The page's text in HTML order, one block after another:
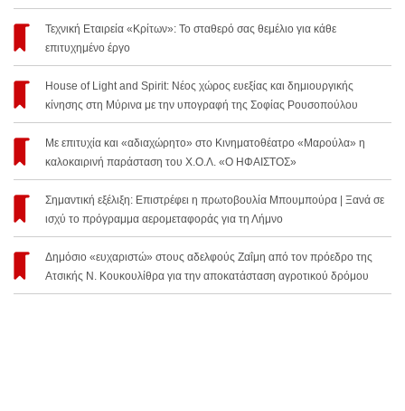
Τεχνική Εταιρεία «Κρίτων»: Το σταθερό σας θεμέλιο για κάθε
επιτυχημένο έργο
House of Light and Spirit: Νέος χώρος ευεξίας και δημιουργικής
κίνησης στη Μύρινα με την υπογραφή της Σοφίας Ρουσοπούλου
Με επιτυχία και «αδιαχώρητο» στο Κινηματοθέατρο «Μαρούλα» η
καλοκαιρινή παράσταση του Χ.Ο.Λ. «Ο ΗΦΑΙΣΤΟΣ»
Σημαντική εξέλιξη: Επιστρέφει η πρωτοβουλία Μπουμπούρα | Ξανά σε
ισχύ το πρόγραμμα αερομεταφοράς για τη Λήμνο
Δημόσιο «ευχαριστώ» στους αδελφούς Ζαΐμη από τον πρόεδρο της
Ατσικής Ν. Κουκουλίθρα για την αποκατάσταση αγροτικού δρόμου